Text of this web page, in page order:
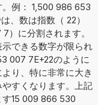
例： 1,500 986 653
、数は指数（ 22）
）に分割されます。
できる数字が限られ
007 7E+22のように
り、特に非常に大き
すくなります。上記
15 009 866 530